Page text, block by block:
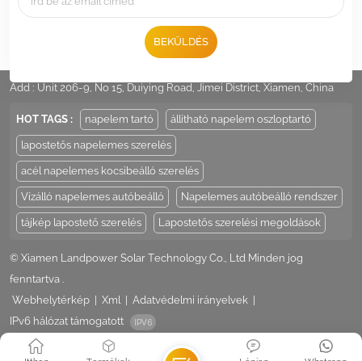
BEKÜLDÉS
Add : Unit 206-9, No 15, Duiying Road, Jimei District, Xiamen, China
HOT TAGS : napelem tartó állítható napelem oszloptartó
lapostetős napelemes szerelés
acél napelemes kocsibeálló szerelés
Vízálló napelemes autóbeálló Napelemes autóbeálló rendszer
tájkép lapostető szerelés Lapostetős szerelési megoldások
© Xiamen Landpower Solar Technology Co., Ltd Minden jog
fenntartva .
Webhelytérkép
Xml Adatvédelmi irányelvek
IPv6 hálózat támogatott